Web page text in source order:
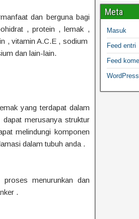
dan berguna bagi
, protein , lemak ,
, vitamin A.C.E , sodium
dan lain-lain.
yang terdapat dalam
merusanya struktur
melindungi komponen
dalam tubuh anda .
menurunkan dan
.
Meta
Masuk
Feed entri
Feed